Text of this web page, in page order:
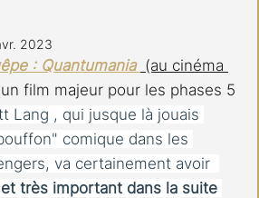
2023
: Quantumania (au cinéma
film majeur pour les phases 5
Lang , qui jusque là jouais
comique dans les
va certainement avoir
très important dans la suite